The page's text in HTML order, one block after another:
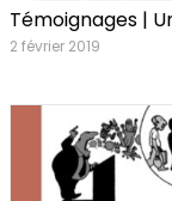
Témoignages |
2 février 2019